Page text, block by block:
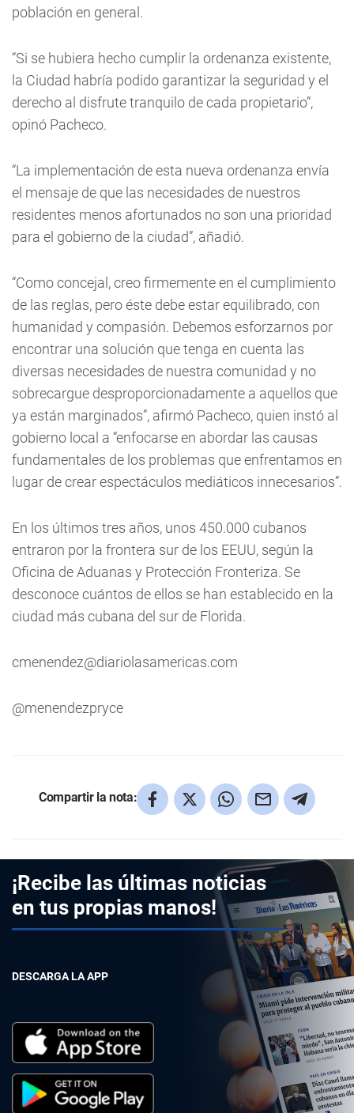
población en general.
“Si se hubiera hecho cumplir la ordenanza existente,
la Ciudad habría podido garantizar la seguridad y el
derecho al disfrute tranquilo de cada propietario”,
opinó Pacheco.
“La implementación de esta nueva ordenanza envía
el mensaje de que las necesidades de nuestros
residentes menos afortunados no son una prioridad
para el gobierno de la ciudad”, añadió.
“Como concejal, creo firmemente en el cumplimiento
de las reglas, pero éste debe estar equilibrado, con
humanidad y compasión. Debemos esforzarnos por
encontrar una solución que tenga en cuenta las
diversas necesidades de nuestra comunidad y no
sobrecargue desproporcionadamente a aquellos que
ya están marginados”, afirmó Pacheco, quien instó al
gobierno local a “enfocarse en abordar las causas
fundamentales de los problemas que enfrentamos en
lugar de crear espectáculos mediáticos innecesarios”.
En los últimos tres años, unos 450.000 cubanos
entraron por la frontera sur de los EEUU, según la
Oficina de Aduanas y Protección Fronteriza. Se
desconoce cuántos de ellos se han establecido en la
ciudad más cubana del sur de Florida.
cmenendez@diariolasamericas.com
@menendezpryce
Compartir la nota:
¡Recibe las últimas noticias
en tus propias manos!
DESCARGA LA APP